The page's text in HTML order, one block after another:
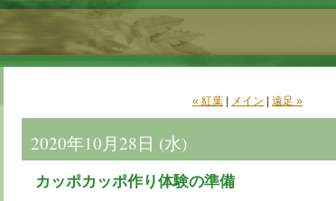
« 紅葉 メイン 遠足 »
2020年10月28日 (水)
カッポカッポ作り体験の準備